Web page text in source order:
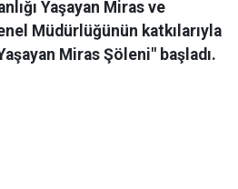
Yaşayan Miras ve
Müdürlüğünün katkılarıyla
Miras Şöleni" başladı.